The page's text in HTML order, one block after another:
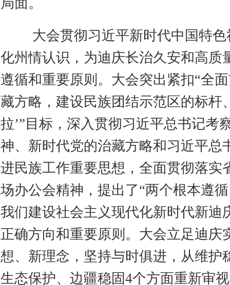
大会贯彻习近平新时代中国特色
化州情认识，为迪庆长治久安和高质
遵循和重要原则。大会突出紧扣“全
藏方略，建设民族团结示范区的标杆
拉’”目标，深入贯彻习近平总书记考
神、新时代党的治藏方略和习近平总
进民族工作重要思想，全面贯彻落实
场办公会精神，提出了“两个根本遵
我们建设社会主义现代化新时代新迪
正确方向和重要原则。大会立足迪庆
想、新理念，坚持与时俱进，从维护
生态保护、边疆稳固4个方面重新审